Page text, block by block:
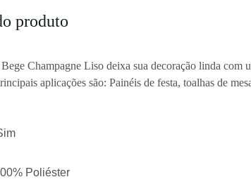
produto
Champagne Liso deixa sua decoração linda com
aplicações são: Painéis de festa, toalhas de
Poliéster